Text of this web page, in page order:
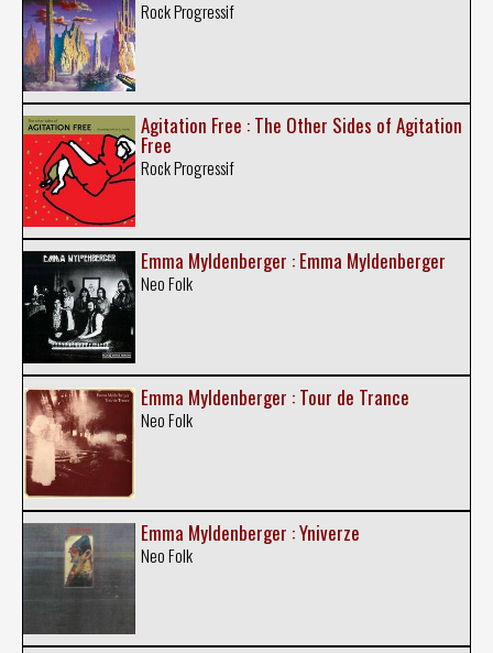
Rock Progressif
Agitation Free : The Other Sides of Agitation
Free
Rock Progressif
Emma Myldenberger : Emma Myldenberger
Neo Folk
Emma Myldenberger : Tour de Trance
Neo Folk
Emma Myldenberger : Yniverze
Neo Folk